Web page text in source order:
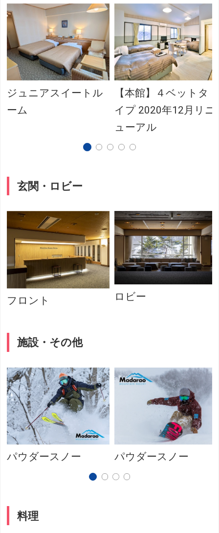
ジュニアスイートル
ーム
【本館】４ベットタ
イプ 2020年12月リニ
ューアル
玄関・ロビー
フロント ロビー
施設・その他
パウダースノー パウダースノー
料理